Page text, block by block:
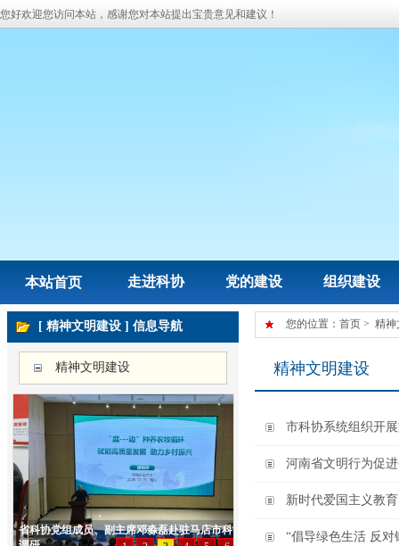
您好欢迎您访问本站，感谢您对本站提出宝贵意见和建议！
本站首页 走进科协 党的建设 组织建设
[ 精神文明建设 ] 信息导航
精神文明建设
您的位置： 首页> 精神
精神文明建设
市科协系统组织开
河南省文明行为促
新时代爱国主义教
“倡导绿色生活 反对